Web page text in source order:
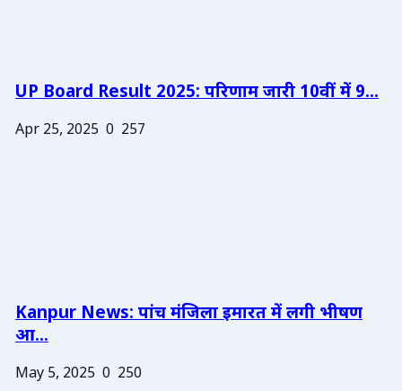
UP Board Result 2025: परिणाम जारी 10वीं में 9...
Apr 25, 2025 0 257
Kanpur News: पांच मंजिला इमारत में लगी भीषण
आ...
May 5, 2025 0 250